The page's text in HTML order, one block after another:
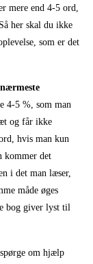
mere end 4-5 ord,
her skal du ikke
som er det
4-5 %, som man
og får ikke
hvis man kun
kommer det
i det man læser,
måde øges
bog giver lyst til
om hjælp